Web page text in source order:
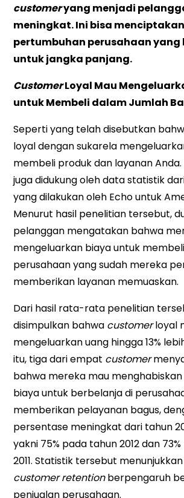
customeryang menjadi
meningkat. Ini bisa
pertumbuhan perusahaan yang
untuk jangka panjang.
CustomerLoyal Mau
untuk Membeli dalam Jumlah
Seperti yang telah disebutkan
loyal dengan sukarela
membeli produk dan layanan
juga didukung oleh data statistik
yang dilakukan oleh Echo untuk
Menurut hasil penelitian tersebut,
pelanggan mengatakan bahwa
mengeluarkan biaya untuk
perusahaan yang sudah mereka
memberikan layanan memuaskan.
Dari hasil rata-rata penelitian
disimpulkan bahwa customerloyal
mengeluarkan uang hingga 13%
itu, tiga dari empat customer
bahwa mereka mau
biaya untuk berbelanja di
memberikan pelayanan bagus,
persentase meningkat dari tahun
yakni 75% pada tahun 2012 dan
2011. Statistik tersebut
customer retentionberpengaruh
penjualan perusahaan.